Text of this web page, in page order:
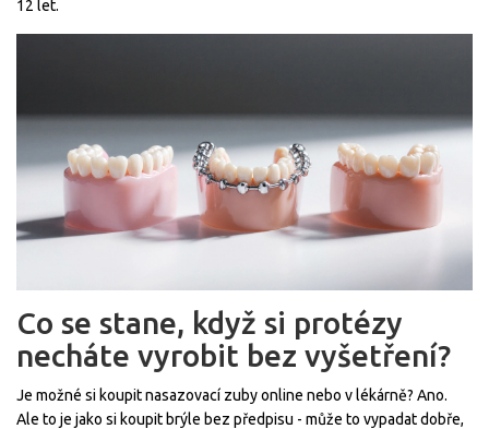
12 let.
Co se stane, když si protézy
necháte vyrobit bez vyšetření?
Je možné si koupit nasazovací zuby online nebo v lékárně? Ano.
Ale to je jako si koupit brýle bez předpisu - může to vypadat dobře,